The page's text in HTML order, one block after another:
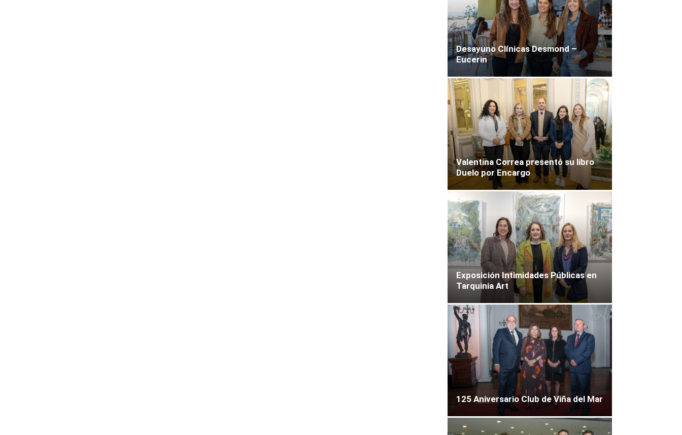
Desayuno Clínicas Desmond –
Eucerin
Valentina Correa presentó su libro
Duelo por Encargo
Exposición Intimidades Públicas en
Tarquinia Art
125 Aniversario Club de Viña del Mar